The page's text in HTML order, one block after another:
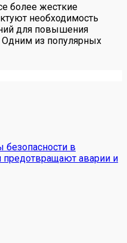
более жесткие
необходимость
для повышения
из популярных
в
предотвращают аварии и